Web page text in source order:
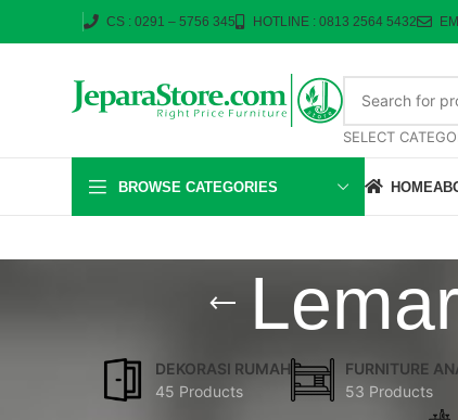
CS : 0291 – 5756 345 HOTLINE : 0813 2564 5432
SELECT
BROWSE CATEGORIES HOME
DEKORASI RUMAH
45 Products
FURNITURE
53 Products